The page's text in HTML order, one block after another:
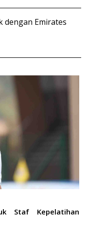
dengan Emirates
Staf Kepelatihan